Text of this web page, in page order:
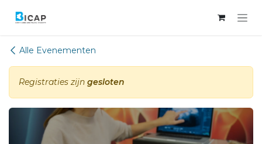
Overslaan naar inhoud
Alle Evenementen
Registraties zijn gesloten